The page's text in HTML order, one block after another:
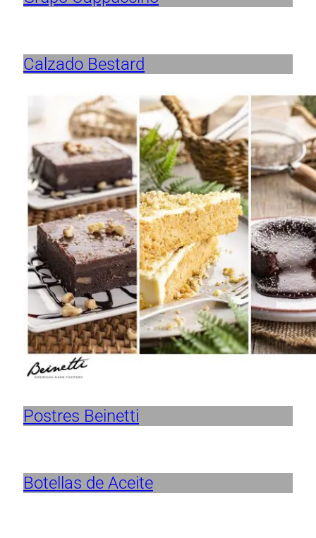
Calzado Bestard
Postres Beinetti
Botellas de Aceite